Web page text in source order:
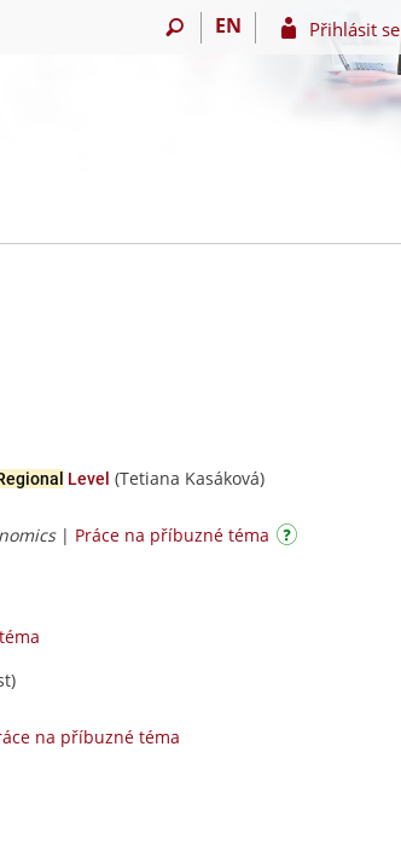
EN Přihlásit se
Level (Tetiana Kasáková)
| Práce na příbuzné téma
na příbuzné téma